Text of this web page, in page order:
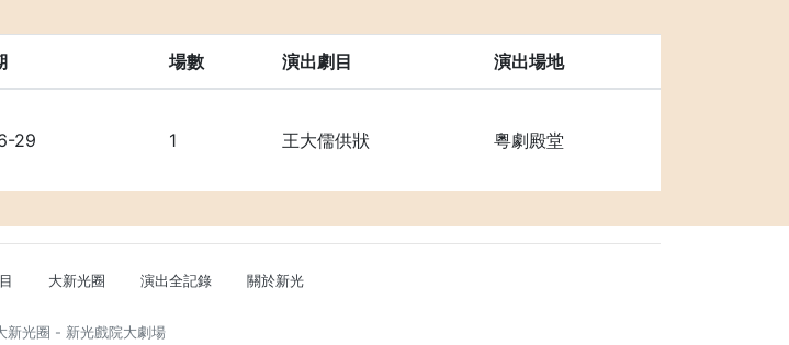
場數 演出劇目 演出場地
29 1 王大儒供狀 粵劇殿堂
大新光圈 演出全記錄 關於新光
新光圈 - 新光戲院大劇場